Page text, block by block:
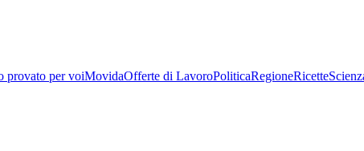
provato per voiMovidaOfferte di LavoroPoliticaRegioneRicette